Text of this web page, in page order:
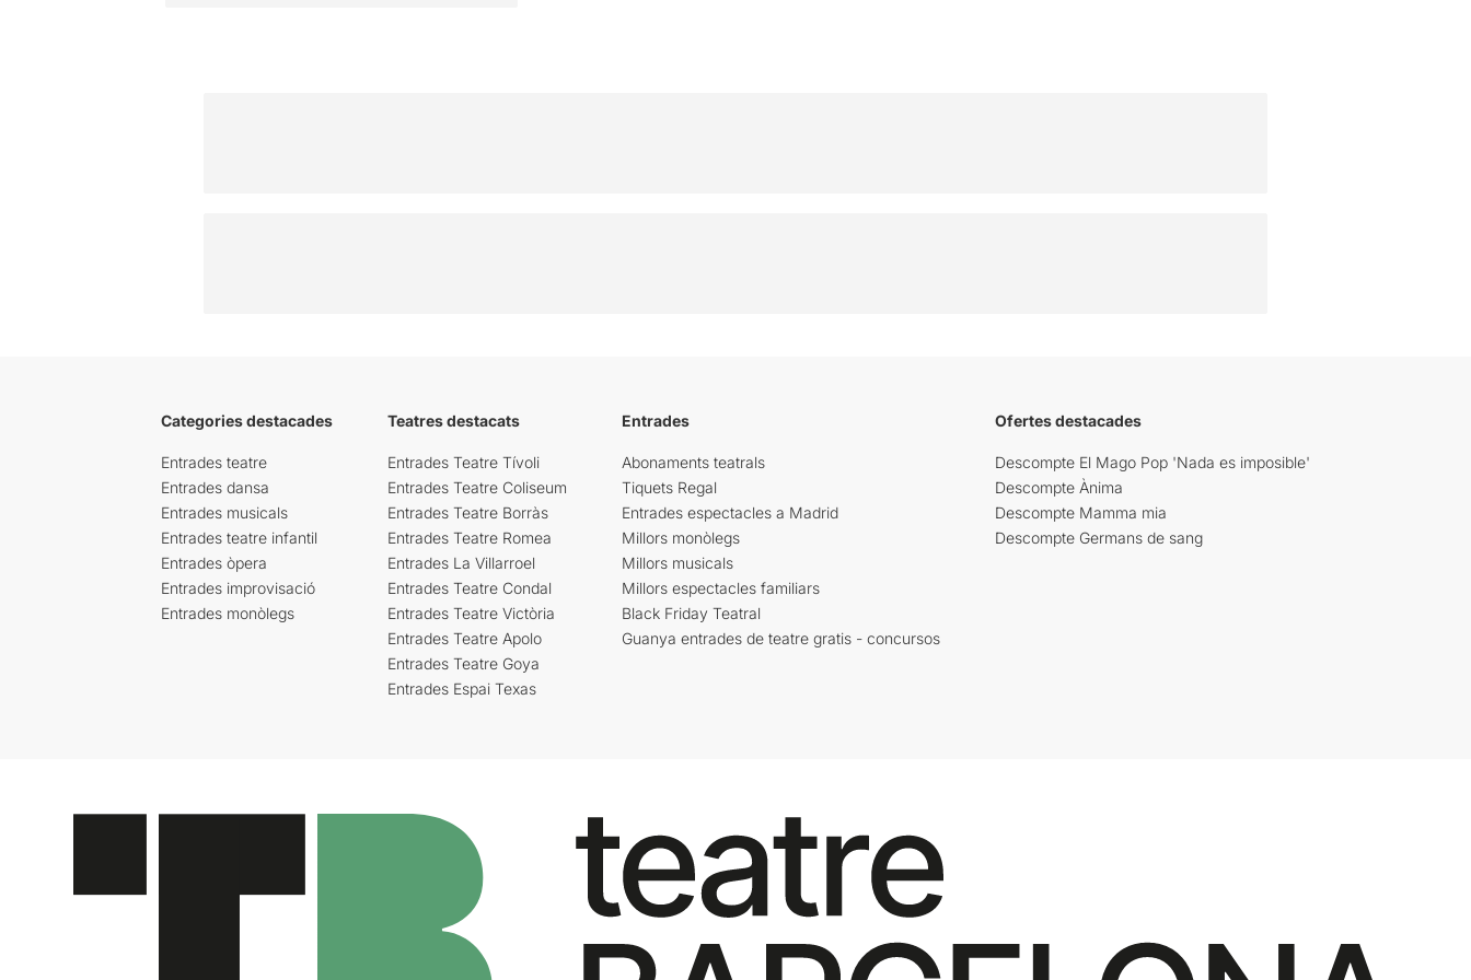
Categories destacades
Entrades teatre
Entrades dansa
Entrades musicals
Entrades teatre infantil
Entrades òpera
Entrades improvisació
Entrades monòlegs
Teatres destacats
Entrades Teatre Tívoli
Entrades Teatre Coliseum
Entrades Teatre Borràs
Entrades Teatre Romea
Entrades La Villarroel
Entrades Teatre Condal
Entrades Teatre Victòria
Entrades Teatre Apolo
Entrades Teatre Goya
Entrades Espai Texas
Entrades
Abonaments teatrals
Tiquets Regal
Entrades espectacles a Madrid
Millors monòlegs
Millors musicals
Millors espectacles familiars
Black Friday Teatral
Guanya entrades de teatre gratis - concursos
Ofertes destacades
Descompte El Mago Pop 'Nada es imposible'
Descompte Ànima
Descompte Mamma mia
Descompte Germans de sang